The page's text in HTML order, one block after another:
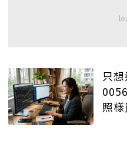
只
照樣